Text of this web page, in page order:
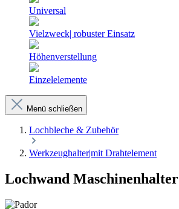
Universal
Vielzweck| robuster Einsatz
Höhenverstellung
Einzelelemente
Menü schließen
Lochbleche & Zubehör
Werkzeughalter|mit Drahtelement
Lochwand Maschinenhalter